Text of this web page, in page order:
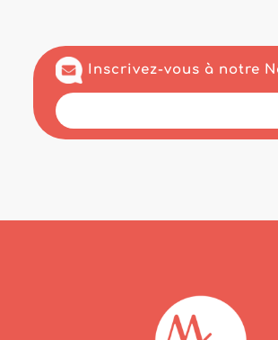
Inscrivez-vous à notre